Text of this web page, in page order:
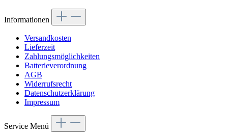
Informationen
Versandkosten
Lieferzeit
Zahlungsmöglichkeiten
Batterieverordnung
AGB
Widerrufsrecht
Datenschutzerklärung
Impressum
Service Menü